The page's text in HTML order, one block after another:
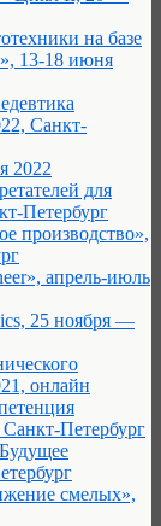
на базе
13-18 июня
Санкт-
2022
для
Петербург
производство»,
апрель-июль
25 ноября —
онлайн
Петербург
смелых»,